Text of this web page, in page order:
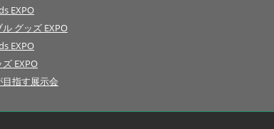
EXPO
グッズ EXPO
EXPO
EXPO
目指す展示会